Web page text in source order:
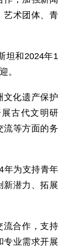
艺术团体、青
坦和2024年1
。
文化遗产保护
古代文明研
流等方面的务
年为支持青年
新潜力、拓展
流合作，支持
专业需求开展